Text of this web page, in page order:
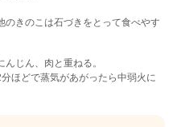
のきのこは石づきをとって食べやす
じん、肉と重ねる。
ほどで蒸気があがったら中弱火に